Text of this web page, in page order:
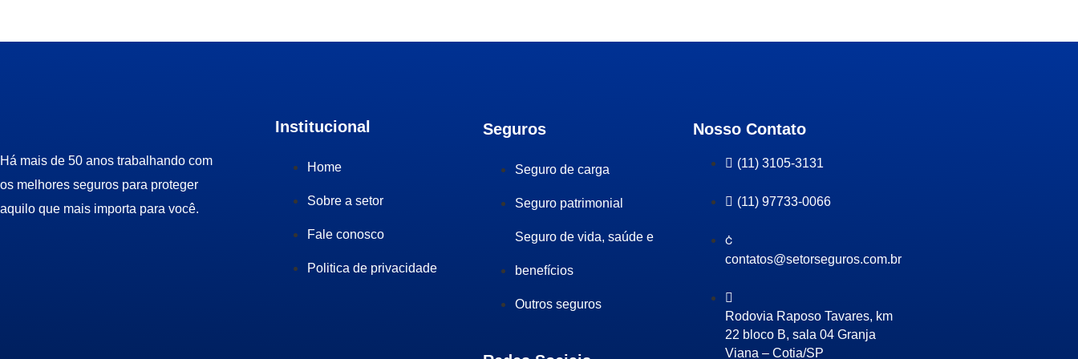
Há mais de 50 anos trabalhando com
os melhores seguros para proteger
aquilo que mais importa para você.
Institucional
Home
Sobre a setor
Fale conosco
Politica de privacidade
Seguros
Seguro de carga
Seguro patrimonial
Seguro de vida, saúde e
benefícios
Outros seguros
Nosso Contato
(11) 3105-3131
(11) 97733-0066
contatos@setorseguros.com.br
Rodovia Raposo Tavares, km
22 bloco B, sala 04 Granja
Viana – Cotia/SP